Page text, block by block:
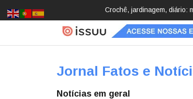
hobbies para desacelerarBrasil registra 84,2 mil
Pública
Jornal Fatos e
Notícias em geral